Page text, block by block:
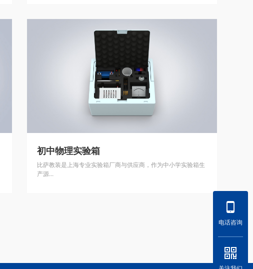
电话咨询
初中物理实验箱
比萨教装是上海专业实验箱厂商与供应商，作为中小学实验箱生
产源...